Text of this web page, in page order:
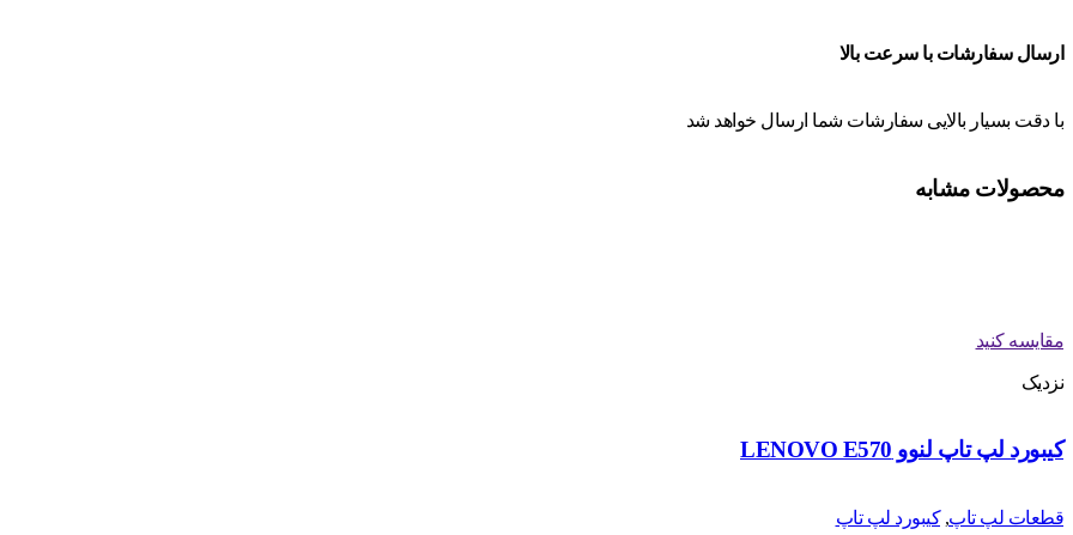
ارسال سفارشات با سرعت بالا
با دقت بسیار بالایی سفارشات شما ارسال خواهد شد
محصولات مشابه
مقایسه کنید
نزدیک
کیبورد لپ تاپ لنوو LENOVO E570
قطعات لپ تاپ,کیبورد لپ تاپ